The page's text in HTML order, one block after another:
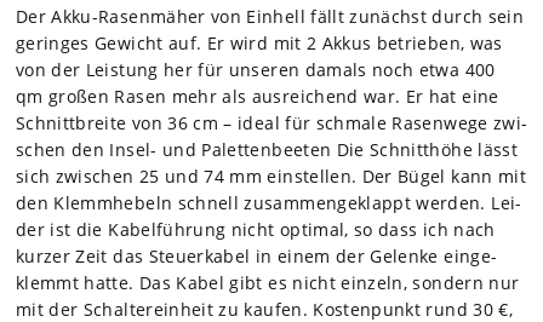
Der Akku-Rasen­mä­her von Ein­hell fällt zunächst durch sein
gerin­ges Gewicht auf. Er wird mit 2 Akkus betrie­ben, was
von der Leis­tung her für unse­ren damals noch etwa 400
qm gro­ßen Rasen mehr als aus­rei­chend war. Er hat eine
Schnitt­breite von 36 cm – ideal für schmale Rasen­wege zwi­
schen den Insel- und Palet­ten­bee­ten Die Schnitt­höhe lässt
sich zwi­schen 25 und 74 mm ein­stel­len. Der Bügel kann mit
den Klemm­he­beln schnell zusam­men­ge­klappt wer­den. Lei­
der ist die Kabel­füh­rung nicht opti­mal, so dass ich nach
kur­zer Zeit das Steu­er­ka­bel in einem der Gelenke ein­ge­
klemmt hatte. Das Kabel gibt es nicht ein­zeln, son­dern nur
mit der Schal­ter­ein­heit zu kau­fen. Kos­ten­punkt rund 30 €,